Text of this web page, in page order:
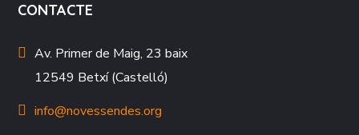
CONTACTE
Av. Primer de Maig, 23 baix
12549 Betxí (Castelló)
info@novessendes.org